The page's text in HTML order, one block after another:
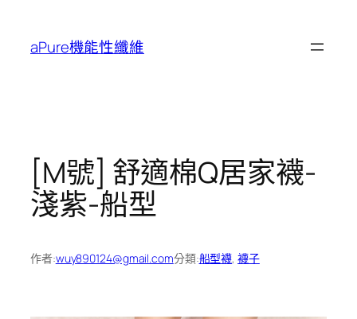
aPure機能性纖維
[M號] 舒適棉Q居家襪-
淺紫-船型
作者:wuy890124@gmail.com分類:船型襪, 襪子